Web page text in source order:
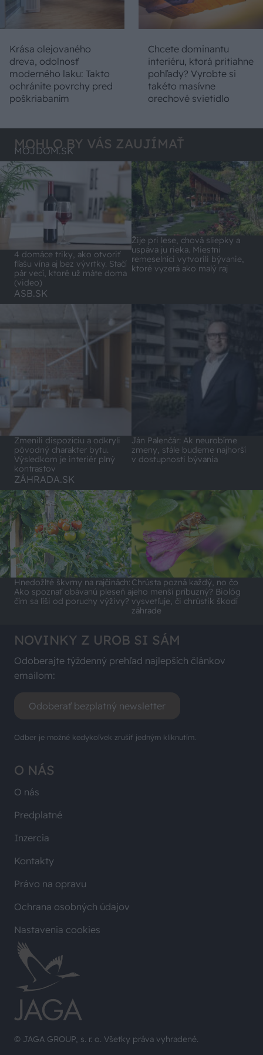
Krása olejovaného
dreva, odolnosť
moderného laku: Takto
ochránite povrchy pred
poškriabaním
Chcete dominantu
interiéru, ktorá pritiahne
pohľady? Vyrobte si
takéto masívne
orechové svietidlo
MOHLO BY VÁS ZAUJÍMAŤ
MÔJDOM.SK
4 domáce triky, ako otvoriť
fľašu vína aj bez vývrtky. Stačí
pár vecí, ktoré už máte doma
(video)
Žije pri lese, chová sliepky a
uspáva ju rieka. Miestni
remeselníci vytvorili bývanie,
ktoré vyzerá ako malý raj
ASB.SK
Zmenili dispozíciu a odkryli
pôvodný charakter bytu.
Výsledkom je interiér plný
kontrastov
Ján Palenčár: Ak neurobíme
zmeny, stále budeme najhorší
v dostupnosti bývania
ZÁHRADA.SK
Hnedožlté škvrny na rajčinách:
Ako spoznať obávanú pleseň a
čím sa líši od poruchy výživy?
Chrústa pozná každý, no čo
jeho menší príbuzný? Biológ
vysvetľuje, či chrústik škodí
záhrade
© JAGA GROUP, s. r. o. Všetky práva vyhradené.
O NÁS
O nás
Predplatné
Inzercia
Kontakty
Právo na opravu
Ochrana osobných údajov
Nastavenia cookies
NOVINKY Z UROB SI SÁM
Odoberajte týždenný prehľad najlepších článkov
emailom:
Odoberať bezplatný newsletter
Odber je možné kedykoľvek zrušiť jedným kliknutím.